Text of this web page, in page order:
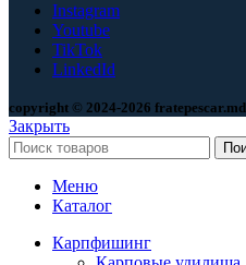
Instagram
Youtube
TikTok
LinkedId
copyright © 2024-2026 fratepescar.md
Закрыть
Меню
Каталог
Карпфишинг